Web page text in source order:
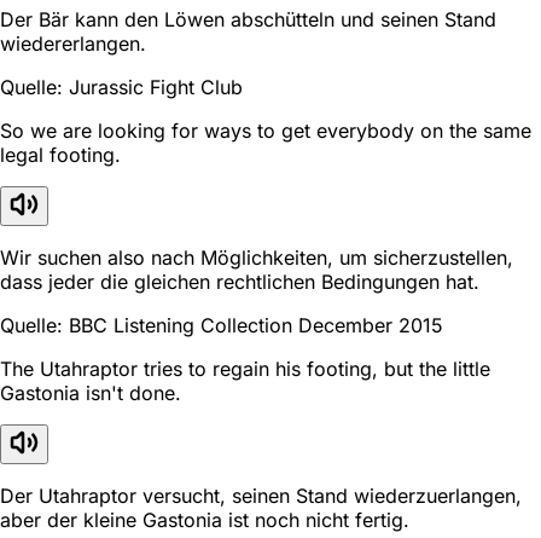
Der Bär kann den Löwen abschütteln und seinen Stand
wiedererlangen.
Quelle: Jurassic Fight Club
So we are looking for ways to get everybody on the same
legal footing.
Wir suchen also nach Möglichkeiten, um sicherzustellen,
dass jeder die gleichen rechtlichen Bedingungen hat.
Quelle: BBC Listening Collection December 2015
The Utahraptor tries to regain his footing, but the little
Gastonia isn't done.
Der Utahraptor versucht, seinen Stand wiederzuerlangen,
aber der kleine Gastonia ist noch nicht fertig.